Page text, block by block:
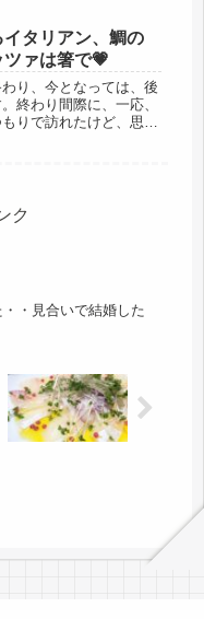
タリアン、鯛の
ァは箸で💗
り、今となっては、後
終わり間際に、一応、
りで訪れたけど、思い
ク
・見合いで結婚した